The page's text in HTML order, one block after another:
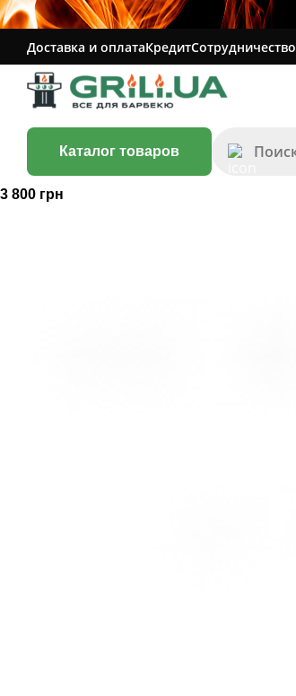
Доставка и оплатаКредитСотрудничество
Каталог товаров
3 800 грн